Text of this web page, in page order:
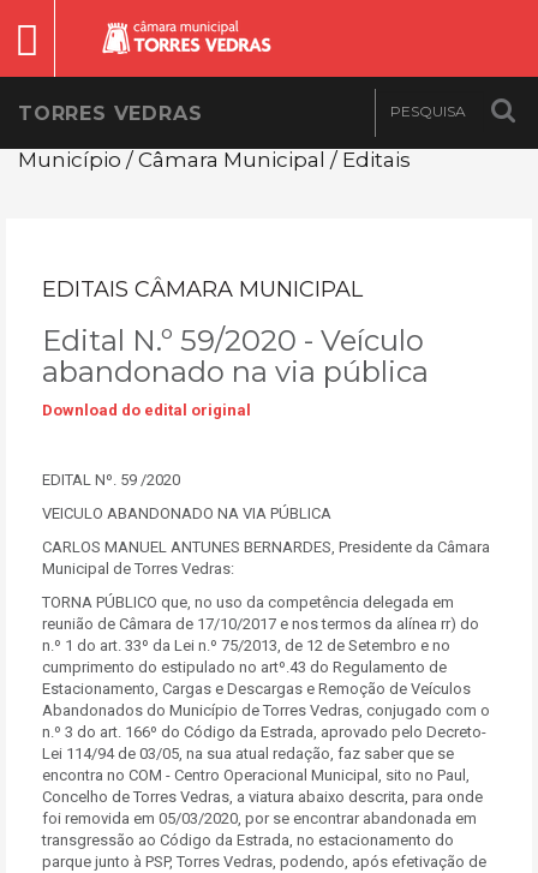
TORRES VEDRAS
Município / Câmara Municipal / Editais
EDITAIS CÂMARA MUNICIPAL
Edital N.º 59/2020 - Veículo
abandonado na via pública
Download do edital original
EDITAL Nº. 59 /2020
VEICULO ABANDONADO NA VIA PÚBLICA
CARLOS MANUEL ANTUNES BERNARDES, Presidente da Câmara
Municipal de Torres Vedras:
TORNA PÚBLICO que, no uso da competência delegada em
reunião de Câmara de 17/10/2017 e nos termos da alínea rr) do
n.º 1 do art. 33º da Lei n.º 75/2013, de 12 de Setembro e no
cumprimento do estipulado no artº.43 do Regulamento de
Estacionamento, Cargas e Descargas e Remoção de Veículos
Abandonados do Município de Torres Vedras, conjugado com o
n.º 3 do art. 166º do Código da Estrada, aprovado pelo Decreto-
Lei 114/94 de 03/05, na sua atual redação, faz saber que se
encontra no COM - Centro Operacional Municipal, sito no Paul,
Concelho de Torres Vedras, a viatura abaixo descrita, para onde
foi removida em 05/03/2020, por se encontrar abandonada em
transgressão ao Código da Estrada, no estacionamento do
parque junto à PSP, Torres Vedras, podendo, após efetivação de